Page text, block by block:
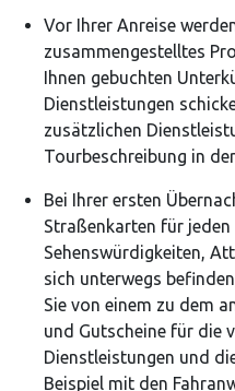
Vor Ihrer Anreise
zusammengestelltes
Ihnen gebuchten
Dienstleistungen
zusätzlichen
Tourbeschreibung in
Bei Ihrer ersten
Straßenkarten für
Sehenswürdigkeiten,
sich unterwegs
Sie von einem zu dem
und Gutscheine für die
Dienstleistungen und
Beispiel mit den